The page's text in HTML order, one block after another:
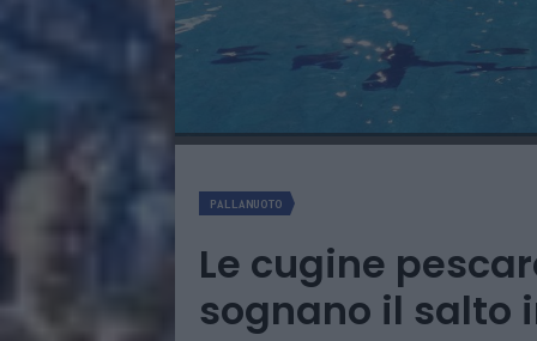
PALLANUOTO
Le cugine
sognano il salto